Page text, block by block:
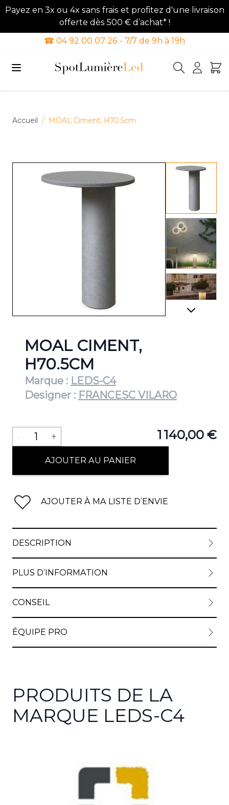
Payez en 3x ou 4x sans frais et profitez d'une livraison
offerte dès 500 € d’achat* !
☎ 04 92 00 07 26 - 7/7 de 9h à 19h
Accueil / MOAL Ciment, H70.5cm
View
View
View
MOAL CIMENT,
H70.5CM
Marque : LEDS-C4
Designer : FRANCESC VILARO
1 140,00 €
Quantité
- 1 +
AJOUTER AU PANIER
AJOUTER À MA LISTE D’ENVIE
DESCRIPTION
PLUS D’INFORMATION
CONSEIL
ÉQUIPE PRO
PRODUITS DE LA
MARQUE LEDS-C4